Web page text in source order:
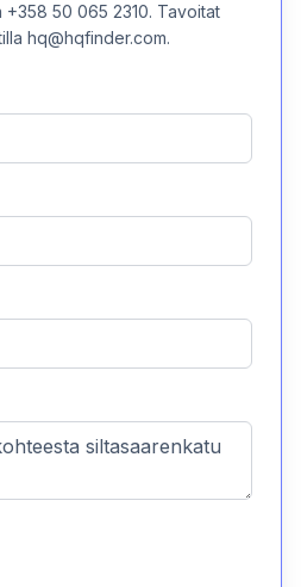
50 065 2310. Tavoitat
hq@hqfinder.com.